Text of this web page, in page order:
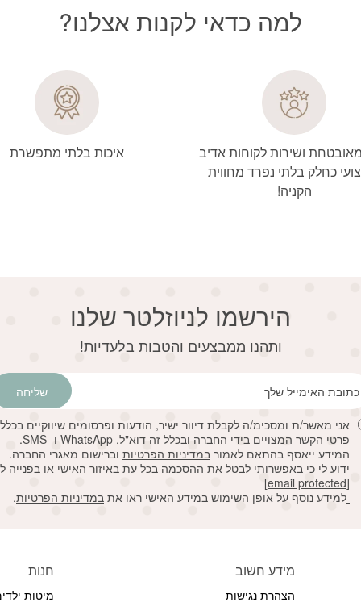
למה כדאי לקנות אצלנו?
ושירות לקוחות אדיב
כחלק בלתי נפרד מחווית
הקניה!
איכות בלתי מתפשרת
הירשמו לניוזלטר שלנו
ותהנו ממבצעים והטבות בלעדיות!
דוא׳׳ל
שליחה
אני מאשר/ת ומסכימ/ה לקבלת דיוור ישיר, הודעות ופרסומים שיווקיים בכלל
פרטי הקשר המצויים בידי החברה ובכלל זה דוא"ל, WhatsApp ו- SMS.
המידע ייאסף בהתאם לאמור במדיניות הפרטיות וברישום מאגרי החברה.
ידוע לי כי באפשרותי לבטל את ההסכמה בכל עת באיזור האישי או בפנייה ל
[email protected]
למידע נוסף על אופן השימוש במידע האישי ראו את במדיניות הפרטיות.
מידע חשוב
הצהרת נגישות
חנות
מיטות